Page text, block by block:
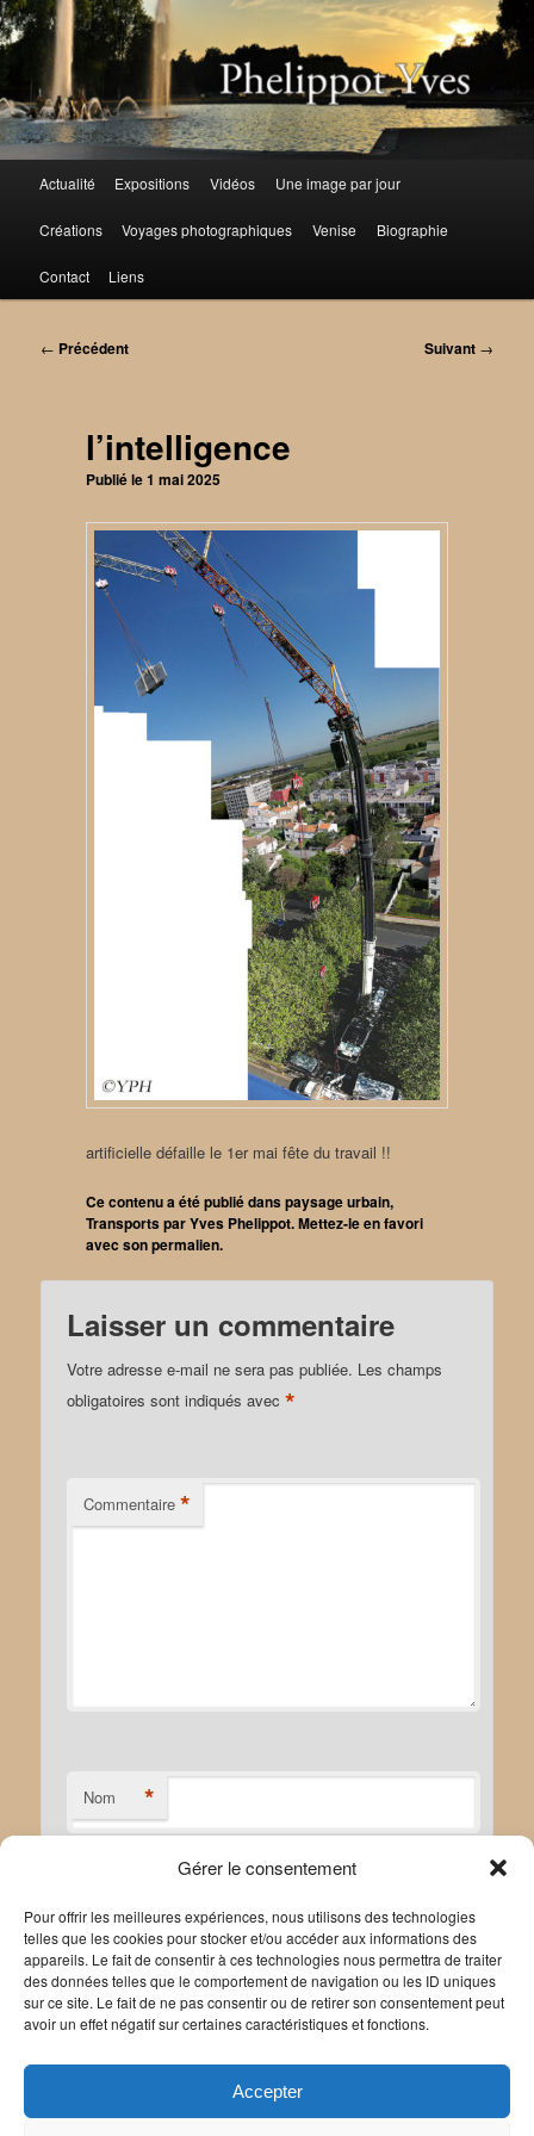
Gérer le consentement
Pour offrir les meilleures expériences, nous utilisons des technologies
telles que les cookies pour stocker et/ou accéder aux informations des
appareils. Le fait de consentir à ces technologies nous permettra de traiter
des données telles que le comportement de navigation ou les ID uniques
sur ce site. Le fait de ne pas consentir ou de retirer son consentement peut
avoir un effet négatif sur certaines caractéristiques et fonctions.
Accepter
Aller
au
contenu
principal
Actualité Expositions Vidéos Une image par jour
Créations Voyages photographiques Venise Biographie
Contact Liens
Navigation
← Précédent Suivant →
l’intelligence
Publié le1 mai 2025
artificielle défaille le 1er mai fête du travail !!
Ce contenu a été publié danspaysage urbain,
TransportsparYves Phelippot. Mettez-le en favori
avec sonpermalien.
Laisser un commentaire
Votre adresse e-mail ne sera pas publiée. Les champs
obligatoires sont indiqués avec*
Commentaire *
Nom *
E-mail *
Site web